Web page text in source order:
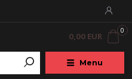
Menu
0
0,00 EUR